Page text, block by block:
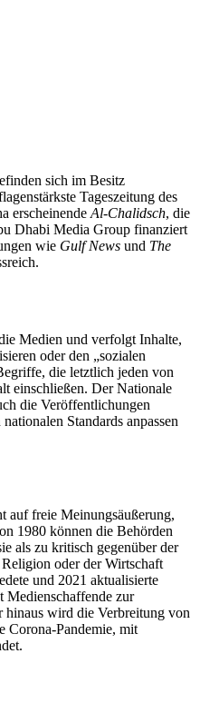
sich im Besitz
Tageszeitung des
erscheinende Al-Chalidsch, die
Dhabi Media Group finanziert
wie Gulf News und The
Medien und verfolgt Inhalte,
oder den „sozialen
die letztlich jeden von
einschließen. Der Nationale
die Veröffentlichungen
Standards anpassen
auf freie Meinungsäußerung,
1980 können die Behörden
als zu kritisch gegenüber der
oder der Wirtschaft
und 2021 aktualisierte
Medienschaffende zur
hinaus wird die Verbreitung von
Corona-Pandemie, mit